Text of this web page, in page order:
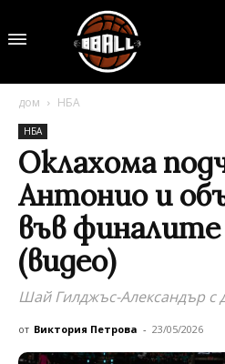
дом НБА
НБА
Оклахома
Антонио и
във финалите
(видео)
Шай Гилджъс-Александър с
от Виктория Петрова - 23/05/2026